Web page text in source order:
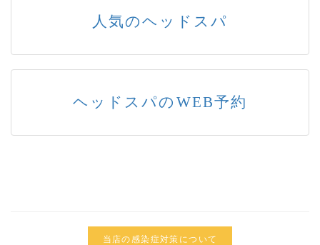
人気のヘッドスパ
ヘッドスパのWEB予約
当店の感染症対策について